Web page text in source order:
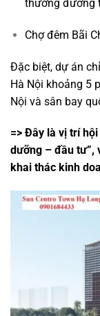
thương đường
Chợ đêm Bãi
Đặc biệt, dự án
Hà Nội khoảng 5
Nội và sân bay
=> Đây là vị trí
dưỡng – đầu tư”,
khai thác kinh